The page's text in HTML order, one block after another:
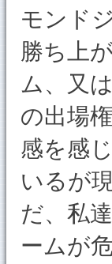
モンド
勝ち上
ム、又
の出場
感を感
いるが
だ、私
ームが